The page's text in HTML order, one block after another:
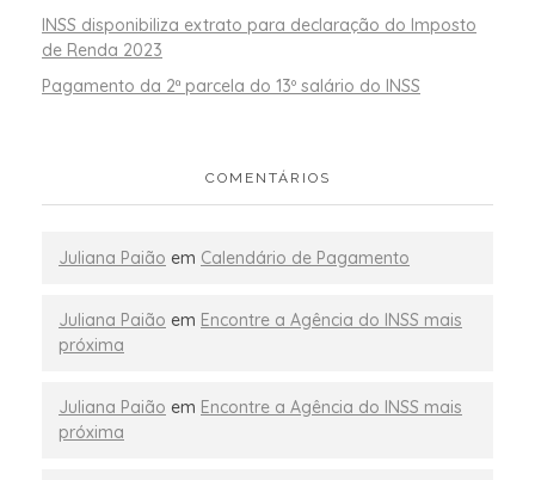
INSS disponibiliza extrato para declaração do Imposto
de Renda 2023
Pagamento da 2ª parcela do 13º salário do INSS
COMENTÁRIOS
Juliana Paião em Calendário de Pagamento
Juliana Paião em Encontre a Agência do INSS mais
próxima
Juliana Paião em Encontre a Agência do INSS mais
próxima